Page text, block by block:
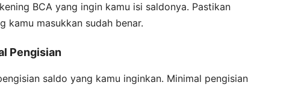
BCA yang ingin kamu isi saldonya. Pastikan
kamu masukkan sudah benar.
Pengisian
saldo yang kamu inginkan. Minimal pengisian